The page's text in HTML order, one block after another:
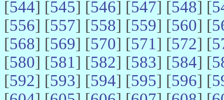
[544] [545] [546] [547] [548] [
[556] [557] [558] [559] [560] [
[568] [569] [570] [571] [572] [
[580] [581] [582] [583] [584] [
[592] [593] [594] [595] [596] [